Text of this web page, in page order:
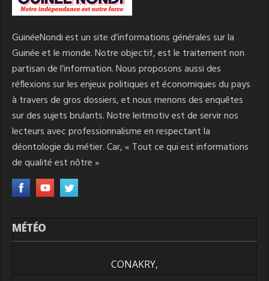
GuinéeNondi est un site d’informations générales sur la
Guinée et le monde. Notre objectif, est le traitement non
partisan de l’information. Nous proposons aussi des
réflexions sur les enjeux politiques et économiques du pays
à travers de gros dossiers, et nous menons des enquêtes
sur des sujets brulants. Notre leitmotiv est de servir nos
lecteurs avec professionnalisme en respectant la
déontologie du métier. Car, « Tout ce qui est informations
de qualité est nôtre »
MÉTÉO
CONAKRY,